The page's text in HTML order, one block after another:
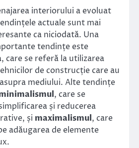
interiorului a evoluat
actuale sunt mai
ca niciodată. Una
tendințe este
, care se referă la utilizarea
de construcție care au
mediului. Alte tendințe
, care se
și reducerea
și maximalismul, care
adăugarea de elemente